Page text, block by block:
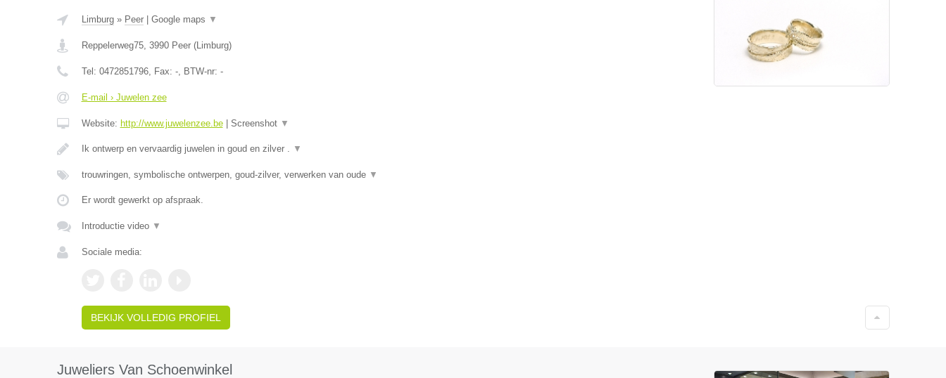
Limburg» Peer| Google maps ▼
Reppelerweg75, 3990 Peer(Limburg)
Tel: 0472851796, Fax: -, BTW-nr: -
E-mail › Juwelen zee
Website: http://www.juwelenzee.be| Screenshot ▼
Ik ontwerp en vervaardig juwelen in goud en zilver . ▼
trouwringen, symbolische ontwerpen, goud-zilver, verwerken van oude ▼
Er wordt gewerkt op afspraak.
Introductie video ▼
Sociale media:
BEKIJK VOLLEDIG PROFIEL
Juweliers Van Schoenwinkel